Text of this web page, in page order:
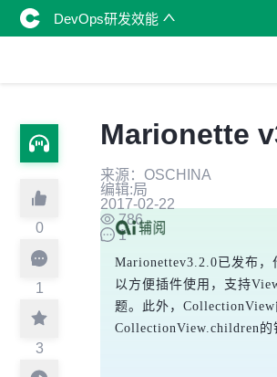
DevOps研发效能
0
1
3
Marionette
来源：OSCHINA
编辑:局
2017-02-22
786
1
Marionettev3.2.0已发布，
以方便插件使用，支持
题。此外，
CollectionView.children的